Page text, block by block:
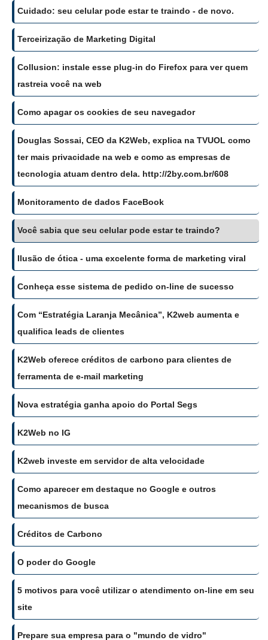
Cuidado: seu celular pode estar te traindo - de novo.
Terceirização de Marketing Digital
Collusion: instale esse plug-in do Firefox para ver quem
rastreia você na web
Como apagar os cookies de seu navegador
Douglas Sossai, CEO da K2Web, explica na TVUOL como
ter mais privacidade na web e como as empresas de
tecnologia atuam dentro dela. http://2by.com.br/608
Monitoramento de dados FaceBook
Você sabia que seu celular pode estar te traindo?
Ilusão de ótica - uma excelente forma de marketing viral
Conheça esse sistema de pedido on-line de sucesso
Com “Estratégia Laranja Mecânica”, K2web aumenta e
qualifica leads de clientes
K2Web oferece créditos de carbono para clientes de
ferramenta de e-mail marketing
Nova estratégia ganha apoio do Portal Segs
K2Web no IG
K2web investe em servidor de alta velocidade
Como aparecer em destaque no Google e outros
mecanismos de busca
Créditos de Carbono
O poder do Google
5 motivos para você utilizar o atendimento on-line em seu
site
Prepare sua empresa para o "mundo de vidro"